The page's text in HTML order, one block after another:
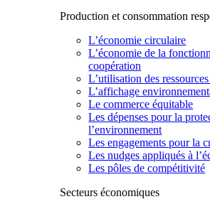
Production et consommation
L’économie circulaire
L’économie de la
coopération
L’utilisation des
L’affichage
Le commerce équitable
Les dépenses pour la
l’environnement
Les engagements pour la
Les nudges appliqués à
Les pôles de compétitivité
Secteurs économiques